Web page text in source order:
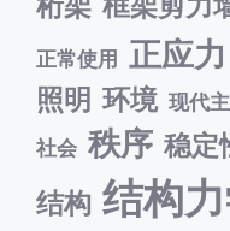
正常使用 正应力
照明 环境 现代
社会 秩序 稳定
结构 结构